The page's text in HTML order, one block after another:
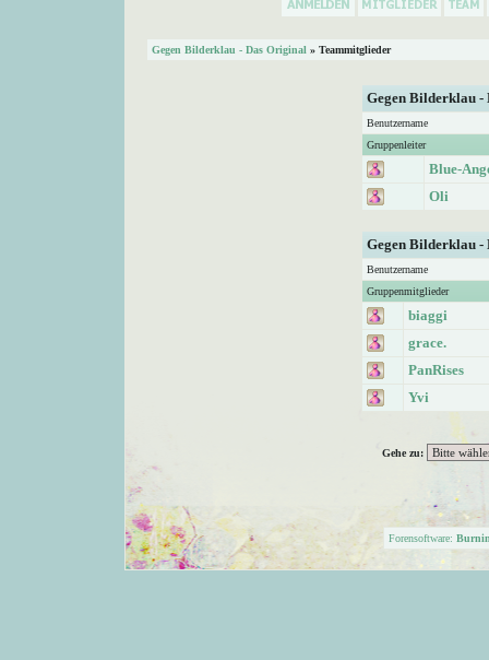
Gegen Bilderklau - Das Original » Teammitglieder
Gegen Bilderklau
Benutzername
Gruppenleiter
Blue-
Oli
Gegen Bilderklau
Benutzername
Gruppenmitglieder
biaggi
grace.
PanRises
Yvi
Gehe zu:
Forensoftware: